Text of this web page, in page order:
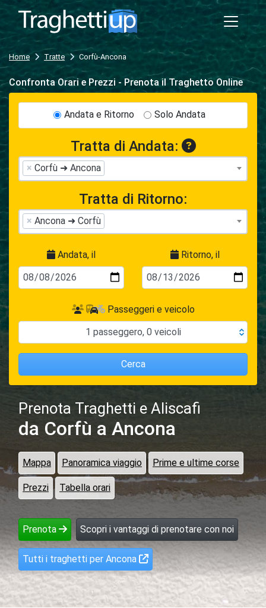
Home Tratte Corfù-Ancona
Prenota Traghetti e Aliscafi
da Corfù a Ancona
Mappa Panoramica viaggio Prime e ultime corse
Prezzi Tabella orari
Prenota Scopri i vantaggi di prenotare con noi
Tutti i traghetti per Ancona
Confronta Orari e Prezzi - Prenota il Traghetto Online
Andata e Ritorno Solo Andata
Tratta di Andata:
× Corfù ➜ Ancona
Tratta di Ritorno:
× Ancona ➜ Corfù
Andata, il Ritorno, il
Passeggeri e veicolo
1 passeggero, 0 veicoli
Cerca